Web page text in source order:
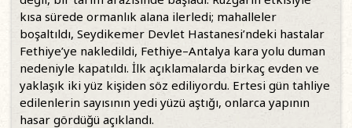
kısa sürede ormanlık alana ilerledi; mahalleler
boşaltıldı, Seydikemer Devlet Hastanesi’ndeki hastalar
Fethiye’ye nakledildi, Fethiye–Antalya kara yolu duman
nedeniyle kapatıldı. İlk açıklamalarda birkaç evden ve
yaklaşık iki yüz kişiden söz ediliyordu. Ertesi gün tahliye
edilenlerin sayısının yedi yüzü aştığı, onlarca yapının
hasar gördüğü açıklandı.